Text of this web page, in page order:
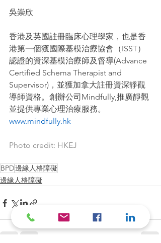
吳崇欣
香港及英國註冊臨床心理學家，也是香
港第一個獲國際基模治療協會（ISST）
認證的資深基模治療師及督導(Advance
Certified Schema Therapist and
Supervisor)，並獲加拿大註冊資深靜觀
導師資格。創辦公司Mindfully,推廣靜觀
並提供專業心理治療服務。
www.mindfully.hk
Photo credit: HKEJ
BPD邊緣人格障礙
邊緣人格障礙